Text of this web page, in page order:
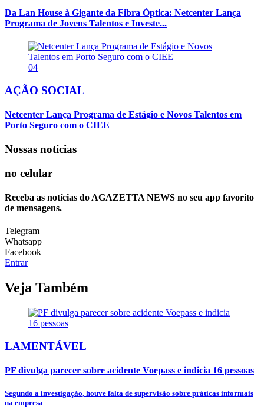
Da Lan House à Gigante da Fibra Óptica: Netcenter Lança
Programa de Jovens Talentos e Investe...
04
AÇÃO SOCIAL
Netcenter Lança Programa de Estágio e Novos Talentos em
Porto Seguro com o CIEE
Nossas notícias
no celular
Receba as notícias do AGAZETTA NEWS no seu app favorito
de mensagens.
Telegram
Whatsapp
Facebook
Entrar
Veja Também
LAMENTÁVEL
PF divulga parecer sobre acidente Voepass e indicia 16 pessoas
Segundo a investigação, houve falta de supervisão sobre práticas informais
na empresa